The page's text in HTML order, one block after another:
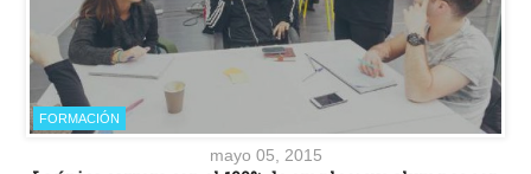
FORMACIÓN
mayo 05, 2015